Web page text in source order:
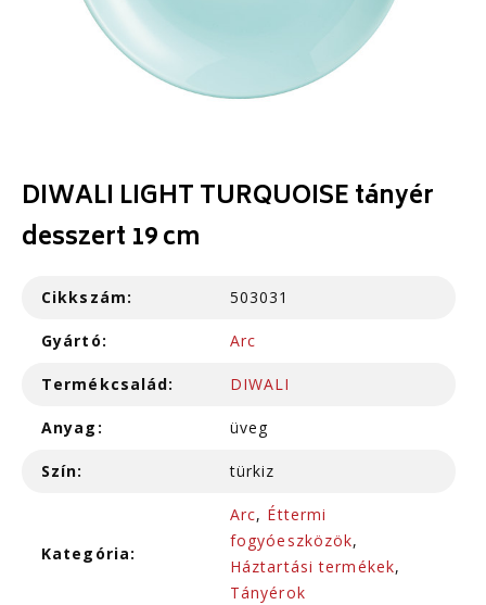
DIWALI LIGHT TURQUOISE tányér
desszert 19 cm
Cikkszám: 503031
Gyártó: Arc
Termékcsalád: DIWALI
Anyag: üveg
Szín: türkiz
Kategória:
Arc, Éttermi
fogyóeszközök,
Háztartási termékek,
Tányérok